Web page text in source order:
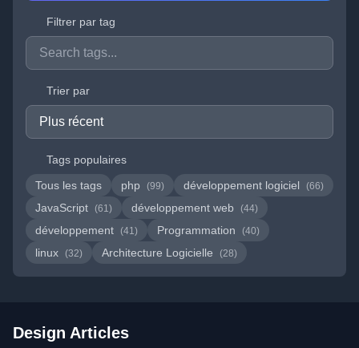
Filtrer par tag
Trier par
Tags populaires
Tous les tags
php (99) développement logiciel (66)
JavaScript (61) développement web (44)
développement (41) Programmation (40)
linux (32) Architecture Logicielle (28)
Design Articles